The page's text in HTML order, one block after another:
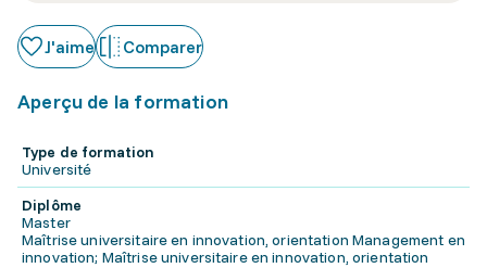
J'aime Comparer
Aperçu de la formation
Type de formation
Université
Diplôme
Master
Maîtrise universitaire en innovation, orientation Management en
innovation; Maîtrise universitaire en innovation, orientation